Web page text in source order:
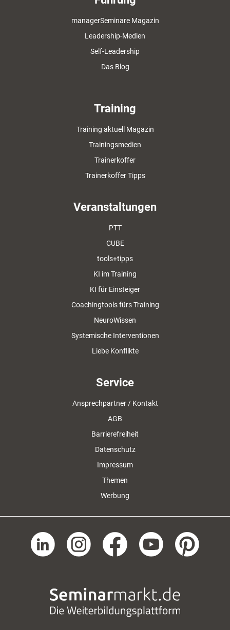
managerSeminare Magazin
Leadership-Medien
Self-Leadership
Das Blog
Training
Training aktuell Magazin
Trainingsmedien
Trainerkoffer
Trainerkoffer Tipps
Veranstaltungen
PTT
CUBE
tools+tipps
KI im Training
KI für Einsteiger
Coachingtools fürs Training
NeuroWissen
Systemische Interventionen
Liebe Konflikte
Service
Ansprechpartner / Kontakt
AGB
Barrierefreiheit
Datenschutz
Impressum
Themen
Werbung